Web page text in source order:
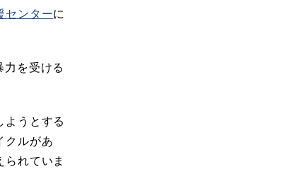
センターに
を受ける
うとする
クルがあ
れていま